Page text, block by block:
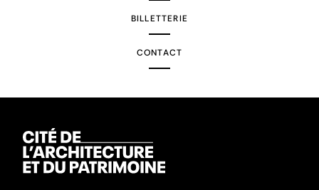
BILLETTERIE
CONTACT